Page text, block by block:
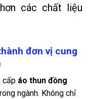
các chất liệu
đơn vị cung
cấp áo thun đồng
ngành. Không chỉ